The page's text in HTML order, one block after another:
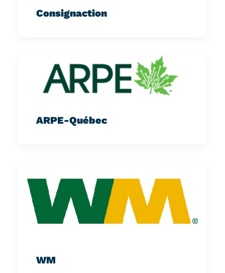
Consignaction
ARPE-Québec
WM